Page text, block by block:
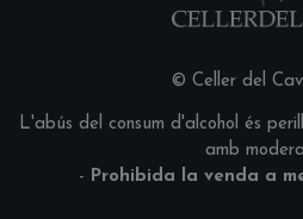
© Celler del
L'abús del consum d'alcohol és
amb
- Prohibida la venda a